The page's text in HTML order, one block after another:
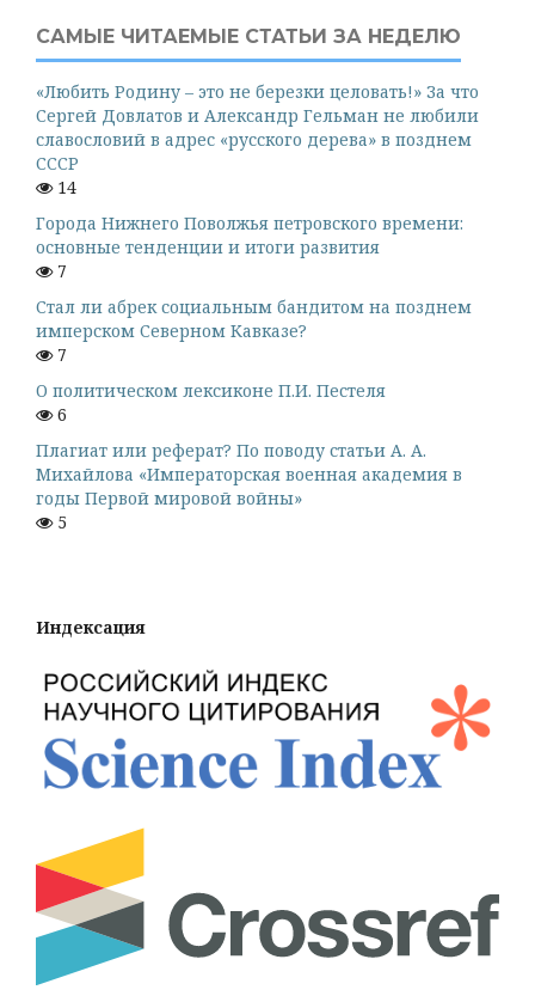
САМЫЕ ЧИТАЕМЫЕ СТАТЬИ ЗА НЕДЕЛЮ
«Любить Родину – это не березки целовать!» За что
Сергей Довлатов и Александр Гельман не любили
славословий в адрес «русского дерева» в позднем
СССР
14
Города Нижнего Поволжья петровского времени:
основные тенденции и итоги развития
7
Стал ли абрек социальным бандитом на позднем
имперском Северном Кавказе?
7
О политическом лексиконе П.И. Пестеля
6
Плагиат или реферат? По поводу статьи А. А.
Михайлова «Императорская военная академия в
годы Первой мировой войны»
5
Индексация